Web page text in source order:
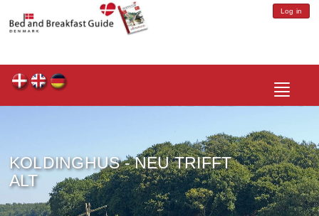
Log in
Toggle
KOLDINGHUS - NEU TRIFFT
ALT